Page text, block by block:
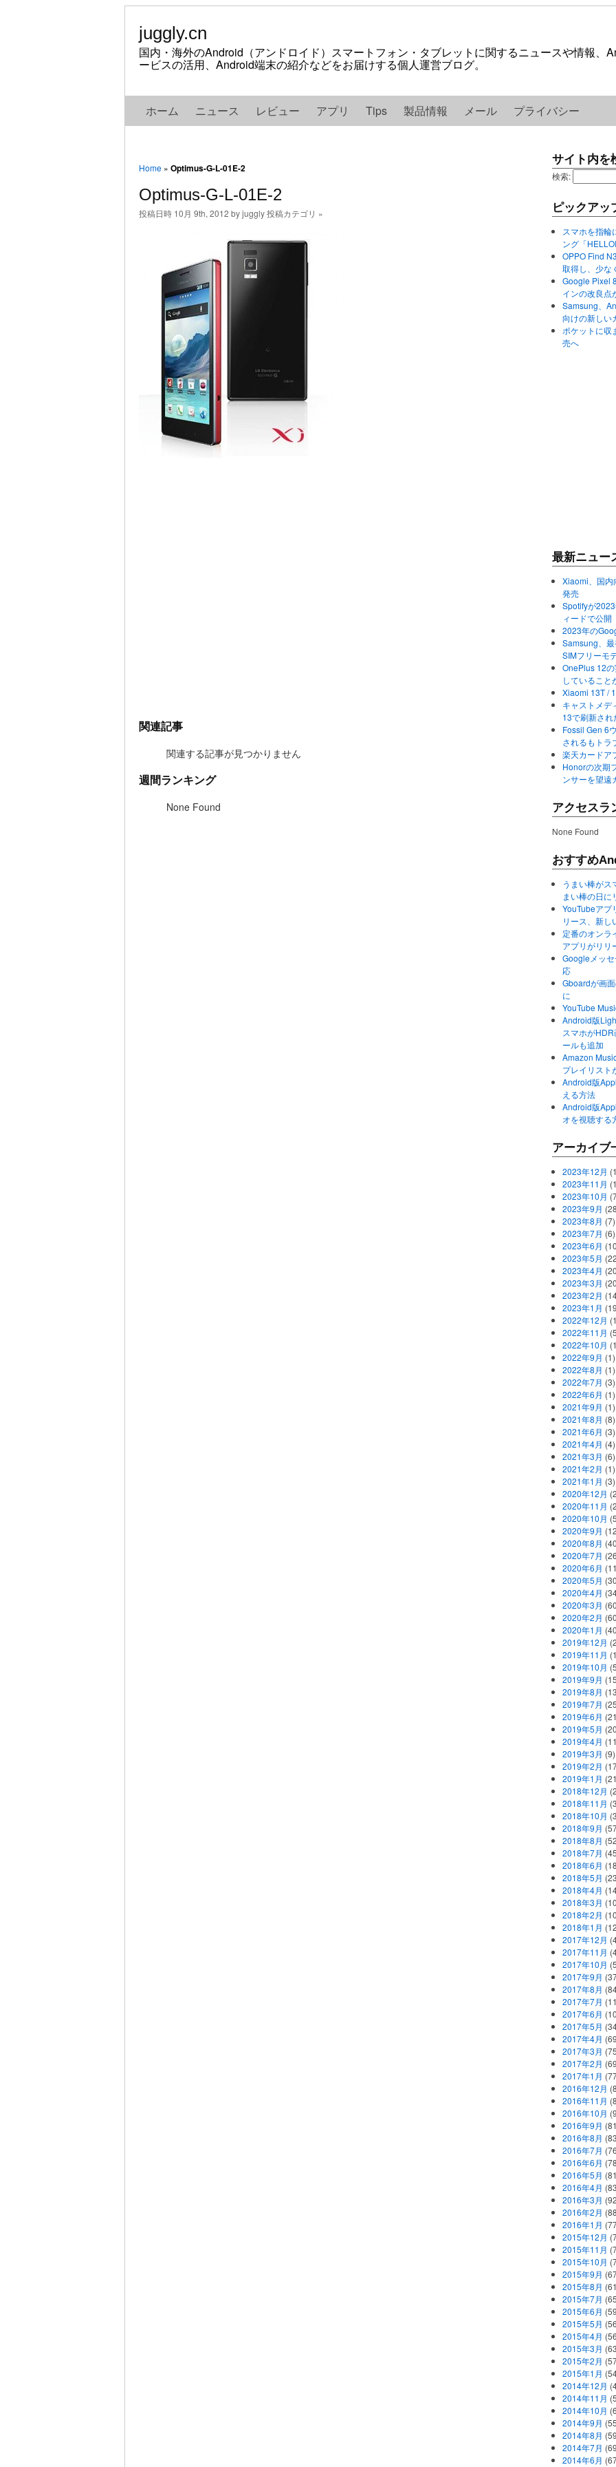
juggly.cn
国内・海外のAndroid（アンドロイド）スマートフォン・タブレットに関するニュースや情報、
ービスの活用、Android端末の紹介などをお届けする個人運営ブログ。
ホーム ニュース レビュー アプリ Tips 製品情報 メール プライバシー
Home » Optimus-G-L-01E-2
Optimus-G-L-01E-2
投稿日時 10月 9th, 2012 by juggly 投稿カテゴリ »
関連記事
関連する記事が見つかりません
週間ランキング
None Found
サイト内を
検索:
ピックアッ
スマホを指輪
ング「
OPPO Find
取得し、少な
Google Pixel
インの改良点
Samsung、
向けの新しい
ポケットに収
売へ
最新ニュー
Xiaomi、国内
発売
Spotifyが
ィードで公開
2023年の
Samsung、
SIMフリーモ
OnePlus 12
していること
Xiaomi 13T /
キャストメデ
13で刷新さ
Fossil Gen 6
されるもトラ
楽天カードア
Honorの次期
ンサーを望遠
アクセスラ
None Found
おすすめ
うまい棒がス
まい棒の日に
YouTubeアプ
リース、新し
定番のオンラ
アプリがリリ
Googleメッ
応
Gboardが画
に
YouTube
Android版
スマホが
ールも追加
Amazon
プレイリスト
Android版
える方法
Android版
オを視聴する
アーカイブ
2023年12月
2023年11月
2023年10月
2023年9月
2023年8月 (7)
2023年7月 (6)
2023年6月
2023年5月
2023年4月
2023年3月
2023年2月
2023年1月
2022年12月
2022年11月
2022年10月
2022年9月 (1)
2022年8月 (1)
2022年7月 (3)
2022年6月 (1)
2021年9月 (1)
2021年8月 (8)
2021年6月 (3)
2021年4月 (4)
2021年3月 (6)
2021年2月 (1)
2021年1月 (3)
2020年12月
2020年11月
2020年10月
2020年9月
2020年8月
2020年7月
2020年6月
2020年5月
2020年4月
2020年3月
2020年2月
2020年1月
2019年12月
2019年11月
2019年10月
2019年9月
2019年8月
2019年7月
2019年6月
2019年5月
2019年4月
2019年3月 (9)
2019年2月
2019年1月
2018年12月
2018年11月
2018年10月
2018年9月
2018年8月
2018年7月
2018年6月
2018年5月
2018年4月
2018年3月
2018年2月
2018年1月
2017年12月
2017年11月
2017年10月
2017年9月
2017年8月
2017年7月
2017年6月
2017年5月
2017年4月
2017年3月
2017年2月
2017年1月
2016年12月
2016年11月
2016年10月
2016年9月
2016年8月
2016年7月
2016年6月
2016年5月
2016年4月
2016年3月
2016年2月
2016年1月
2015年12月
2015年11月
2015年10月
2015年9月
2015年8月
2015年7月
2015年6月
2015年5月
2015年4月
2015年3月
2015年2月
2015年1月
2014年12月
2014年11月
2014年10月
2014年9月
2014年8月
2014年7月
2014年6月